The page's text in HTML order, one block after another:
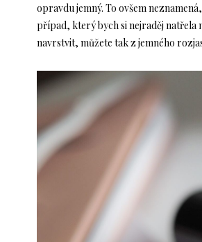
opravdu jemný. To ovšem
případ, který bych si nejraděj natřela
navrstvit, můžete tak z jemného